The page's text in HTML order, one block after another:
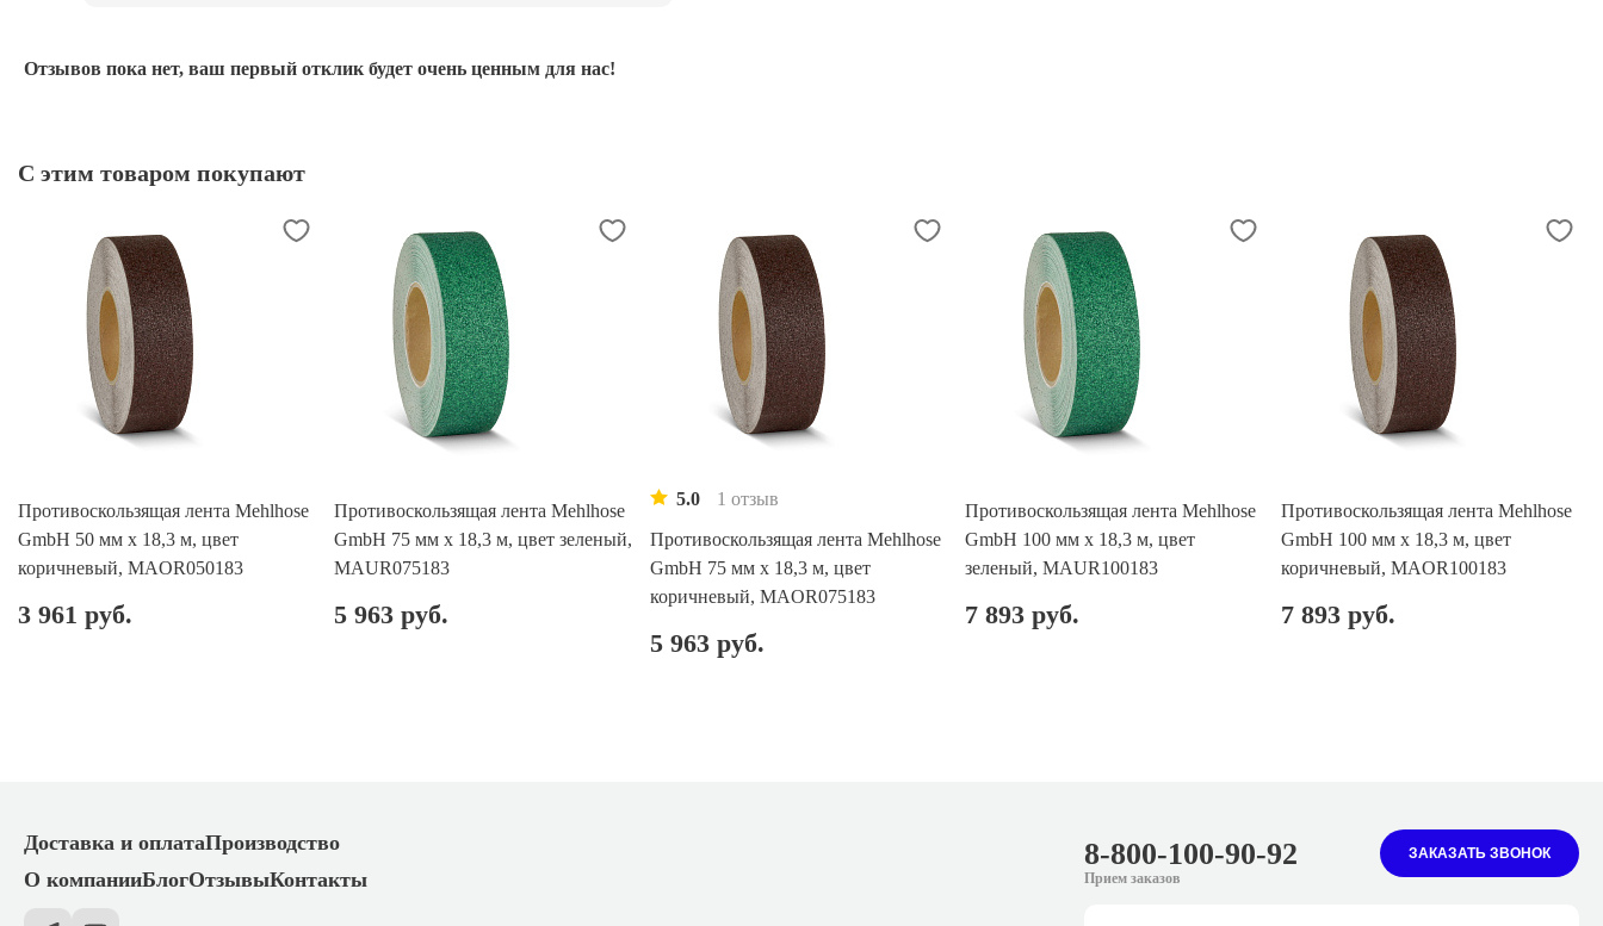
Отзывов пока нет, ваш первый отклик будет очень ценным для нас!
С этим товаром покупают
Противоскользящая лента Mehlhose
GmbH 50 мм х 18,3 м, цвет
коричневый, MAOR050183
3 961 руб.
Противоскользящая лента Mehlhose
GmbH 75 мм х 18,3 м, цвет зеленый,
MAUR075183
5 963 руб.
5.0
1 отзыв
Противоскользящая лента Mehlhose
GmbH 75 мм х 18,3 м, цвет
коричневый, MAOR075183
5 963 руб.
Противоскользящая лента Mehlhose
GmbH 100 мм х 18,3 м, цвет
зеленый, MAUR100183
7 893 руб.
Противоскользящая лента Mehlhose
GmbH 100 мм х 18,3 м, цвет
коричневый, MAOR100183
7 893 руб.
Доставка и оплатаПроизводство
О компанииБлогОтзывыКонтакты
8-800-100-90-92
Прием заказов
ЗАКАЗАТЬ ЗВОНОК